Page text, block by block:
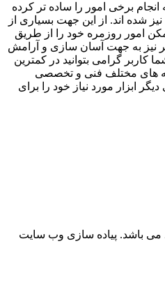
برخی امور را ساده تر کرده
شده اند. از این جهت بسیاری از
امور روزمره خود را از طریق
نیز به جهت آسان سازی و آرامش
کاربر گرامی بتوانید در کمترین
های مختلف فنی و تخصصی
ابزار مورد نیاز خود را برای
می باشد. پیاده سازی وب سایت